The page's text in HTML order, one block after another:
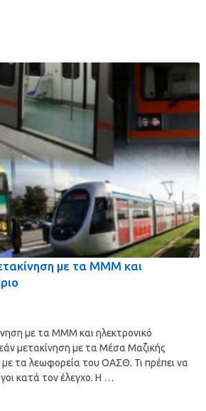
με τα ΜΜΜ και
με τα ΜΜΜ και ηλεκτρονικό
μετακίνηση με τα Μέσα Μαζικής
τα λεωφορεία του ΟΑΣΘ. Τι πρέπει να
κατά τον έλεγχο. Η …